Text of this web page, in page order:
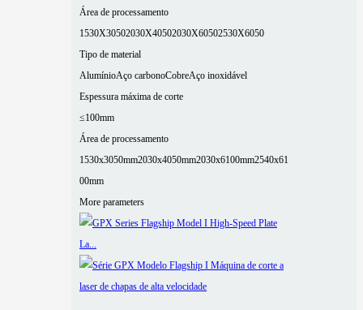
Área de processamento
1530X30502030X40502030X60502530X6050
Tipo de material
AlumínioAço carbonoCobreAço inoxidável
Espessura máxima de corte
≤100mm
Área de processamento
1530x3050mm2030x4050mm2030x6100mm2540x61
00mm
More parameters